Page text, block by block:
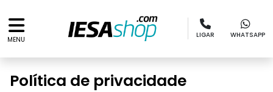
MENU
LIGAR WHATSAPP
Política de privacidade